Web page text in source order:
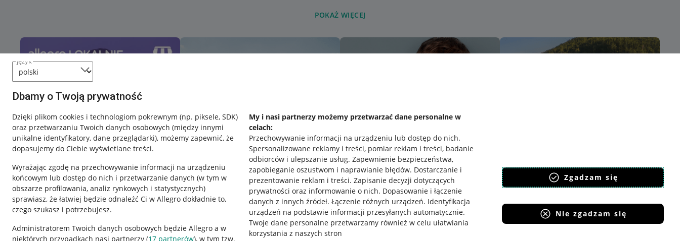
język
Dbamy o Twoją prywatność
Dzięki plikom cookies i technologiom pokrewnym (np. piksele, SDK)
oraz przetwarzaniu Twoich danych osobowych (między innymi
unikalne identyfikatory, dane przeglądarki), możemy zapewnić, że
dopasujemy do Ciebie wyświetlane treści.
Wyrażając zgodę na przechowywanie informacji na urządzeniu
końcowym lub dostęp do nich i przetwarzanie danych (w tym w
obszarze profilowania, analiz rynkowych i statystycznych)
sprawiasz, że łatwiej będzie odnaleźć Ci w Allegro dokładnie to,
czego szukasz i potrzebujesz.
Administratorem Twoich danych osobowych będzie Allegro a w
niektórych przypadkach nasi partnerzy (17 partnerów), w tym tzw.
My i nasi partnerzy możemy przetwarzać dane personalne w
celach:
Przechowywanie informacji na urządzeniu lub dostęp do nich.
Spersonalizowane reklamy i treści, pomiar reklam i treści, badanie
odbiorców i ulepszanie usług. Zapewnienie bezpieczeństwa,
zapobieganie oszustwom i naprawianie błędów. Dostarczanie i
prezentowanie reklam i treści. Zapisanie decyzji dotyczących
prywatności oraz informowanie o nich. Dopasowanie i łączenie
danych z innych źródeł. Łączenie różnych urządzeń. Identyfikacja
urządzeń na podstawie informacji przesyłanych automatycznie.
Twoje dane personalne przetwarzamy również w celu ułatwiania
korzystania z naszych stron
Zgadzam się
Nie zgadzam się
POKAŻ WIĘCEJ
Przydatne informacje Pobierz aplikację